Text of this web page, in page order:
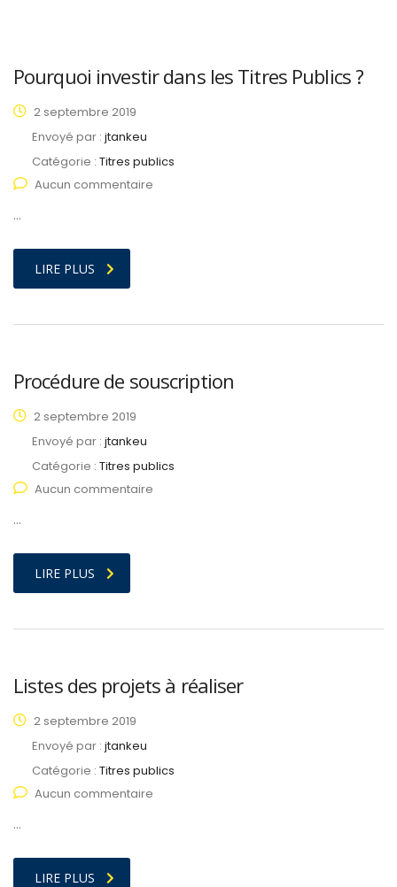
Pourquoi investir dans les Titres Publics ?
2 septembre 2019
Envoyé par : jtankeu
Catégorie : Titres publics
Aucun commentaire
…
LIRE PLUS
Procédure de souscription
2 septembre 2019
Envoyé par : jtankeu
Catégorie : Titres publics
Aucun commentaire
…
LIRE PLUS
Listes des projets à réaliser
2 septembre 2019
Envoyé par : jtankeu
Catégorie : Titres publics
Aucun commentaire
…
LIRE PLUS